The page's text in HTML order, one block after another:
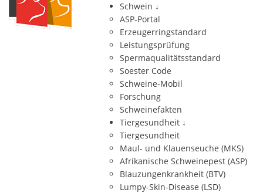
Schwein ↓
ASP-Portal
Erzeugerringstandard
Leistungsprüfung
Spermaqualitätsstandard
Soester Code
Schweine-Mobil
Forschung
Schweinefakten
Tiergesundheit ↓
Tiergesundheit
Maul- und Klauenseuche (MKS)
Afrikanische Schweinepest (ASP)
Blauzungenkrankheit (BTV)
Lumpy-Skin-Disease (LSD)